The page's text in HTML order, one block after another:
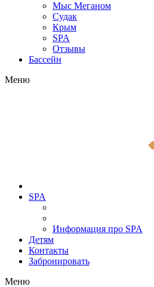
Мыс Меганом
Cудак
Крым
SPA
Отзывы
Бассейн
Меню
SPA
Информация про SPA
Детям
Контакты
Забронировать
Меню